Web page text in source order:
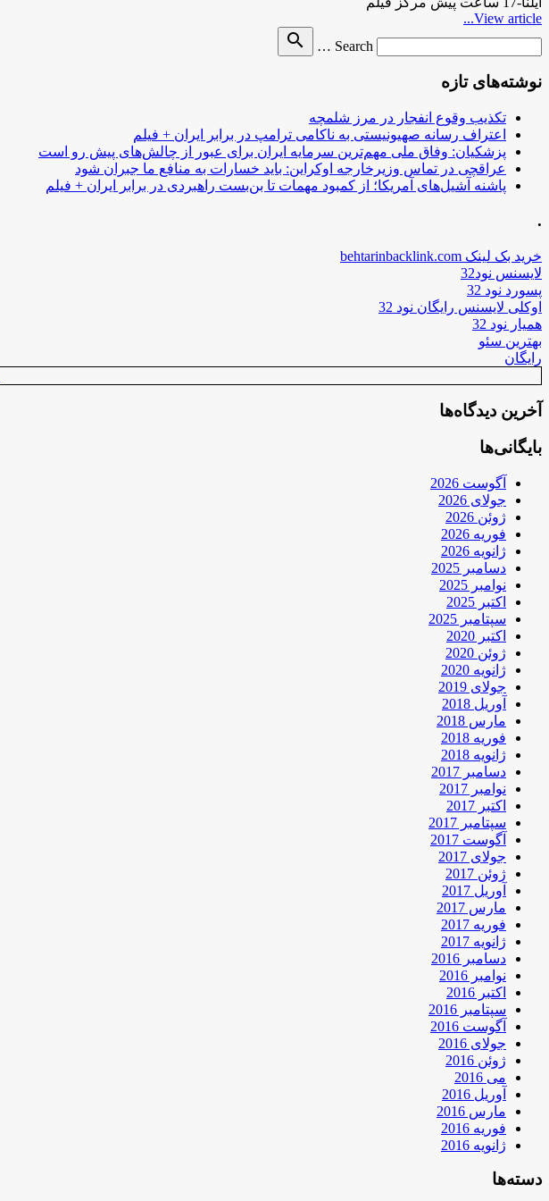
View article...
Search …
search
نوشته‌های تازه
تکذیب وقوع انفجار در مرز شلمچه
اعتراف رسانه صهیونیستی به ناکامی ترامپ در برابر ایران + فیلم
پزشکیان: وفاق ملی مهم‌ترین سرمایه ایران برای عبور از چالش‌های پیش رو است
عراقچی در تماس وزیرخارجه اوکراین: باید خسارات به منافع ما جبران شود
پاشنه آشیل‌های آمریکا؛ از کمبود مهمات تا بن‌بست راهبردی در برابر ایران + فیلم
.
خرید بک لینک behtarinbacklink.com
لایسنس نود32
پسورد نود 32
اوکلی لایسنس رایگان نود 32
همیار نود 32
بهترین سئو
رایگان
آخرین دیدگاه‌ها
بایگانی‌ها
آگوست 2026
جولای 2026
ژوئن 2026
فوریه 2026
ژانویه 2026
دسامبر 2025
نوامبر 2025
اکتبر 2025
سپتامبر 2025
اکتبر 2020
ژوئن 2020
ژانویه 2020
جولای 2019
آوریل 2018
مارس 2018
فوریه 2018
ژانویه 2018
دسامبر 2017
نوامبر 2017
اکتبر 2017
سپتامبر 2017
آگوست 2017
جولای 2017
ژوئن 2017
آوریل 2017
مارس 2017
فوریه 2017
ژانویه 2017
دسامبر 2016
نوامبر 2016
اکتبر 2016
سپتامبر 2016
آگوست 2016
جولای 2016
ژوئن 2016
می 2016
آوریل 2016
مارس 2016
فوریه 2016
ژانویه 2016
دسته‌ها